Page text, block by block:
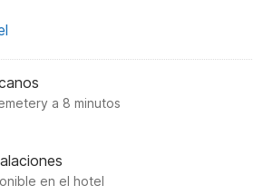
a 8 minutos
en el hotel